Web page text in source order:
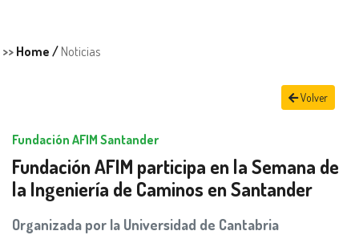
>> Home / Noticias
Volver
Fundación AFIM Santander
Fundación AFIM participa en la Semana de
la Ingeniería de Caminos en Santander
Organizada por la Universidad de Cantabria